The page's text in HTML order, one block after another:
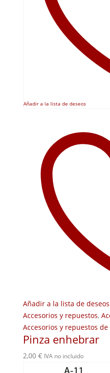
Añadir a la lista de deseos
Añadir a la lista de deseos
Accesorios y repuestos,
Accesorios y repuestos
Pinza enhebrar
2,00 € IVA no incluido